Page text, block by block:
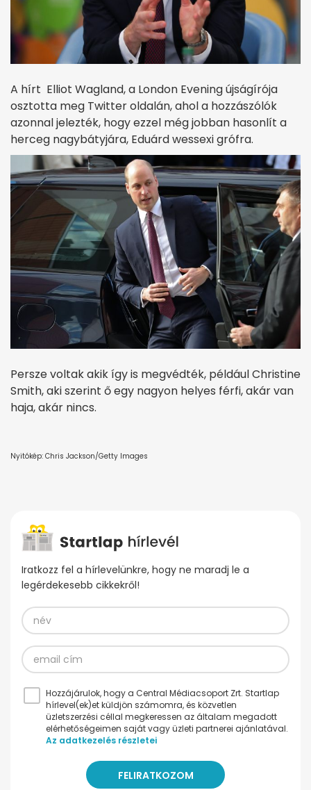
A hírt Elliot Wagland, a London Evening újságírója
osztotta meg Twitter oldalán, ahol a hozzászólók
azonnal jelezték, hogy ezzel még jobban hasonlít a
herceg nagybátyjára, Eduárd wessexi grófra.
Persze voltak akik így is megvédték, például Christine
Smith, aki szerint ő egy nagyon helyes férfi, akár van
haja, akár nincs.
Nyitókép: Chris Jackson/Getty Images
Iratkozz fel a hírlevelünkre, hogy ne maradj le a
legérdekesebb cikkekről!
Hozzájárulok, hogy a Central Médiacsoport Zrt. Startlap
hírlevel(ek)et küldjön számomra, és közvetlen
üzletszerzési céllal megkeressen az általam megadott
elérhetőségeimen saját vagy üzleti partnerei ajánlatával.
Az adatkezelés részletei